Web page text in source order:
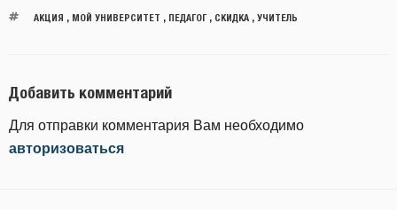
АКЦИЯ , МОЙ УНИВЕРСИТЕТ , ПЕДАГОГ, СКИДКА, УЧИТЕЛЬ
Добавить комментарий
Для отправки комментария Вам необходимо
авторизоваться